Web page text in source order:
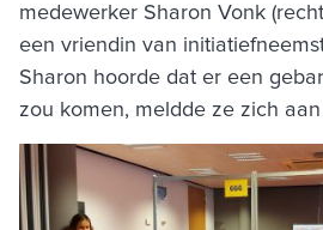
medewerker Sharon Vonk
een vriendin van
Sharon hoorde dat er een
zou komen, meldde ze zich